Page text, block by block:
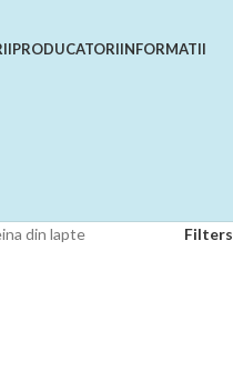
PRODUCATORIINFORMATII
din lapte Filters